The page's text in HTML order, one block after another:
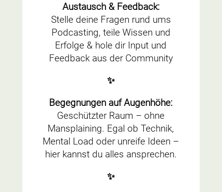
Austausch & Feedback:
Stelle deine Fragen rund ums
Podcasting, teile Wissen und
Erfolge & hole dir Input und
Feedback aus der Community
✨
Begegnungen auf Augenhöhe:
Geschützter Raum – ohne
Mansplaining. Egal ob Technik,
Mental Load oder unreife Ideen –
hier kannst du alles ansprechen.
✨